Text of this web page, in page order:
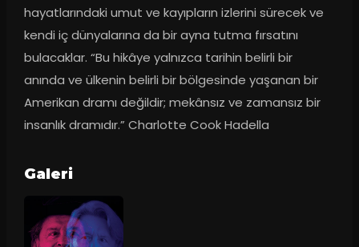
hayatlarındaki umut ve kayıpların izlerini sürecek ve
kendi iç dünyalarına da bir ayna tutma fırsatını
bulacaklar. “Bu hikâye yalnızca tarihin belirli bir
anında ve ülkenin belirli bir bölgesinde yaşanan bir
Amerikan dramı değildir; mekânsız ve zamansız bir
insanlık dramıdır.” Charlotte Cook Hadella
Galeri